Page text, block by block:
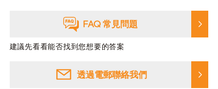
FAQ 常見問題
建議先看看能否找到您想要的答案
透過電郵聯絡我們